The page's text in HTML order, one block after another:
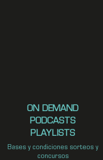
ON DEMAND
PODCASTS
PLAYLISTS
Bases y condiciones sorteos y
concursos